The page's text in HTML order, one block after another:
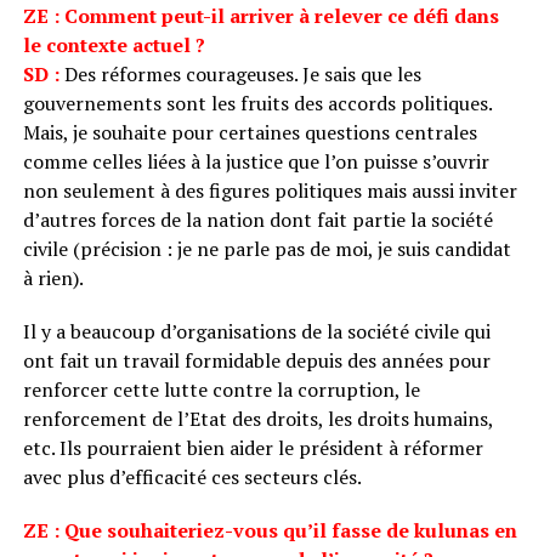
ZE : Comment peut-il arriver à relever ce défi dans
le contexte actuel ?
SD :Des réformes courageuses. Je sais que les
gouvernements sont les fruits des accords politiques.
Mais, je souhaite pour certaines questions centrales
comme celles liées à la justice que l’on puisse s’ouvrir
non seulement à des figures politiques mais aussi inviter
d’autres forces de la nation dont fait partie la société
civile (précision : je ne parle pas de moi, je suis candidat
à rien).
Il y a beaucoup d’organisations de la société civile qui
ont fait un travail formidable depuis des années pour
renforcer cette lutte contre la corruption, le
renforcement de l’Etat des droits, les droits humains,
etc. Ils pourraient bien aider le président à réformer
avec plus d’efficacité ces secteurs clés.
ZE : Que souhaiteriez-vous qu’il fasse de kulunas en